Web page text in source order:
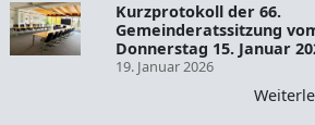
Kurzprotokoll der 66.
Gemeinderatssitzung
Donnerstag 15. Januar
19. Januar 2026